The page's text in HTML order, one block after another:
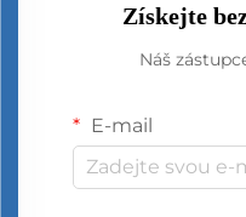
Získejte
Náš
E-mail